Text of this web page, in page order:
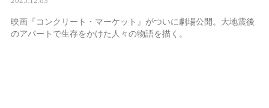
映画『コンクリート・マーケット』がついに劇場公開。大地震後
のアパートで生存をかけた人々の物語を描く。